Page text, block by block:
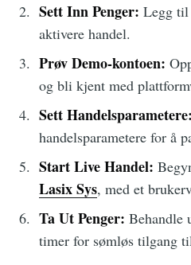
Sett Inn Penger: Legg til
aktivere handel.
Prøv Demo-kontoen:
og bli kjent med
Sett Handelsparametere:
handelsparametere for å
Start Live Handel:
Lasix Sys, med et
Ta Ut Penger: Behandle
timer for sømløs tilgang